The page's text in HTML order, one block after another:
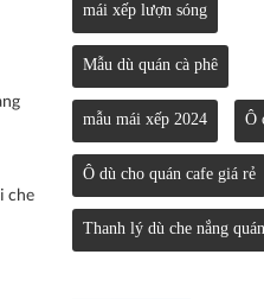
che
mái xếp lượn sóng
Mẫu dù quán cà phê
mẫu mái xếp 2024 Ô
Ô dù cho quán cafe giá rẻ
Thanh lý dù che nắng